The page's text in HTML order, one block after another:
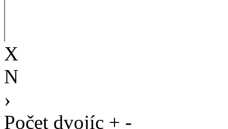
X
N
›
Počet dvojíc + -